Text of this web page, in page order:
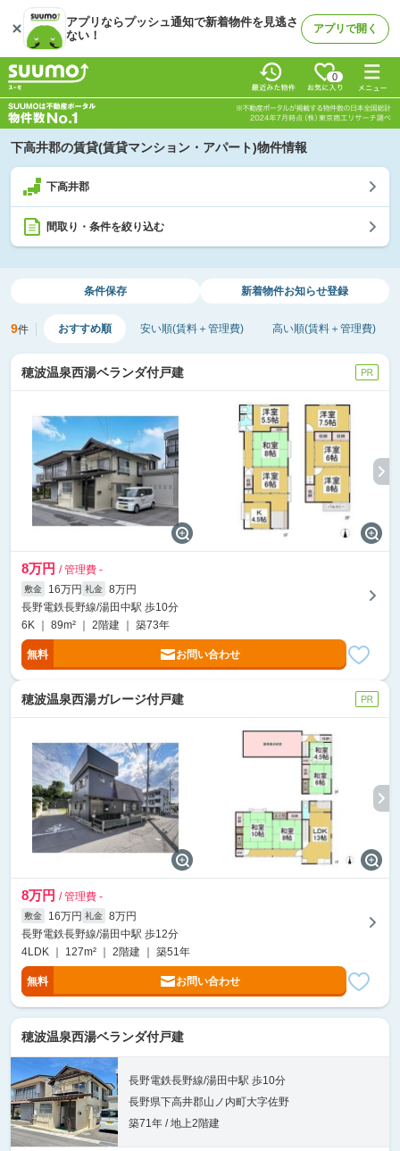
アプリならプッシュ通知で新着物件を見逃さ
ない！
アプリで開く
0
下高井郡の賃貸(賃貸マンション・アパート)物件情報
下高井郡
間取り・条件を絞り込む
条件保存 新着物件お知らせ登録
9件 おすすめ順 安い順(賃料＋管理費) 高い順(賃料＋管理費)
穂波温泉西湯ベランダ付戸建
8万円 / 管理費 -
敷金 16万円 礼金
8万円
長野電鉄長野線/湯田中駅 歩10分
6K ｜ 89m² ｜ 2階建 ｜ 築73年
無料 お問い合わせ
穂波温泉西湯ガレージ付戸建
8万円 / 管理費 -
敷金 16万円 礼金
8万円
長野電鉄長野線/湯田中駅 歩12分
4LDK ｜ 127m² ｜ 2階建 ｜ 築51年
無料 お問い合わせ
穂波温泉西湯ベランダ付戸建
長野電鉄長野線/湯田中駅 歩10分
長野県下高井郡山ノ内町大字佐野
築71年 / 地上2階建